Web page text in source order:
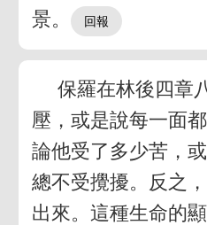
景。
保羅在林後四章
壓，或是說每一面
論他受了多少苦，
總不受攪擾。反之
出來。這種生命的